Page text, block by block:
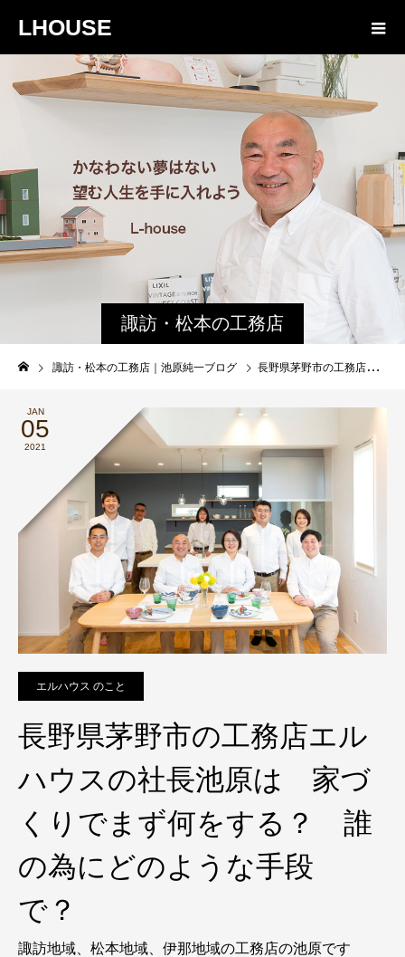
LHOUSE
諏訪・松本の工務店
の社長ブログ｜家族
物語８４３
諏訪・松本の工務店｜池原純一ブログ 長野県茅野市の工務店エルハウスの社長池原は 家づくりでまず何をする？ 誰の為にどのような手段で？
JAN
05
2021
エルハウス のこと
長野県茅野市の工務店エル
ハウスの社長池原は 家づ
くりでまず何をする？ 誰
の為にどのような手段
で？
諏訪地域、松本地域、伊那地域の工務店の池原です